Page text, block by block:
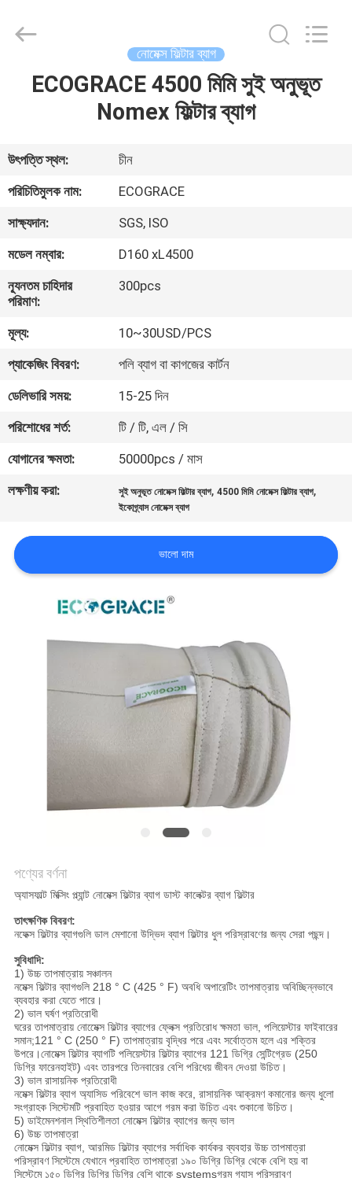
আমাদের
সম্পর্কে
কারখানা
ভ্রমণ
মান
নিয়ন্ত্রণ
যোগাযোগ
করুন
খবর
উদ্ধৃতির
জন্য
PRIVACY
POLICY
ENVIROTECH
CO.,LTD.
নোমেক্স ফিল্টার ব্যাগ
ECOGRACE 4500 মিমি সুই অনুভূত
Nomex ফিল্টার ব্যাগ
উৎপত্তি স্থল:
চীন
পরিচিতিমুলক নাম:
ECOGRACE
সাক্ষ্যদান:
SGS, ISO
মডেল নম্বার:
D160 xL4500
ন্যূনতম চাহিদার
পরিমাণ:
300pcs
মূল্য:
10~30USD/PCS
প্যাকেজিং বিবরণ:
পলি ব্যাগ বা কাগজের কার্টন
ডেলিভারি সময়:
15-25 দিন
পরিশোধের শর্ত:
টি / টি, এল / সি
যোগানের ক্ষমতা:
50000pcs / মাস
লক্ষণীয় করা:
সুই অনুভূত নোমেক্স ফিল্টার ব্যাগ,4500 মিমি নোমেক্স ফিল্টার ব্যাগ,
ইকোগ্র্যাস নোমেক্স ব্যাগ
ভালো দাম
পণ্যের বর্ণনা
অ্যাসফাল্ট মিক্সিং প্ল্যান্ট নোমেক্স ফিল্টার ব্যাগ ডাস্ট কালেক্টর ব্যাগ ফিল্টার
তাৎক্ষণিক বিবরণ:
নফেক্স ফিল্টার ব্যাগগুলি ডাল মেশানো উদ্ভিদ ব্যাগ ফিল্টার ধুল পরিস্রাবণের জন্য সেরা পছন্দ।
সুবিধাদি:
1) উচ্চ তাপমাত্রায় সঞ্চালন
নমেক্স ফিল্টার ব্যাগগুলি 218 ° C (425 ° F) অবধি অপারেটিং তাপমাত্রায় অবিচ্ছিন্নভাবে
ব্যবহার করা যেতে পারে।
2) ভাল ঘর্ষণ প্রতিরোধী
ঘরের তাপমাত্রায় নোমেেক্স ফিল্টার ব্যাগের ফ্লেক্স প্রতিরোধ ক্ষমতা ভাল, পলিয়েস্টার ফাইবারের
সমান;121 ° C (250 ° F) তাপমাত্রায় বৃদ্ধির পরে এবং সর্বোত্তম হলে এর শক্তির
উপরে।নোমেক্স ফিল্টার ব্যাগটি পলিয়েস্টার ফিল্টার ব্যাগের 121 ডিগ্রি সেন্টিগ্রেড (250
ডিগ্রি ফারেনহাইট) এবং তারপরে তিনবারের বেশি পরিধেয় জীবন দেওয়া উচিত।
3) ভাল রাসায়নিক প্রতিরোধী
নমেক্স ফিল্টার ব্যাগ অ্যাসিড পরিবেশে ভাল কাজ করে, রাসায়নিক আক্রমণ কমানোর জন্য ধুলো
সংগ্রাহক সিস্টেমটি প্রবাহিত হওয়ার আগে গরম করা উচিত এবং শুকানো উচিত।
5) ডাইমেনশনাল স্থিতিশীলতা নোমেক্স ফিল্টার ব্যাগের জন্য ভাল
6) উচ্চ তাপমাত্রা
নোমেক্স ফিল্টার ব্যাগ, আরমিড ফিল্টার ব্যাগের সর্বাধিক কার্যকর ব্যবহার উচ্চ তাপমাত্রা
পরিস্রাবণ সিস্টেমে যেখানে প্রবাহিত তাপমাত্রা ১৯০ ডিগ্রি ডিগ্রি থেকে বেশি হয় বা
সিস্টেমে ১৫০ ডিগ্রি ডিগ্রি ডিগ্রি বেশি থাকে systemsগরম গ্যাস পরিস্রাবণ